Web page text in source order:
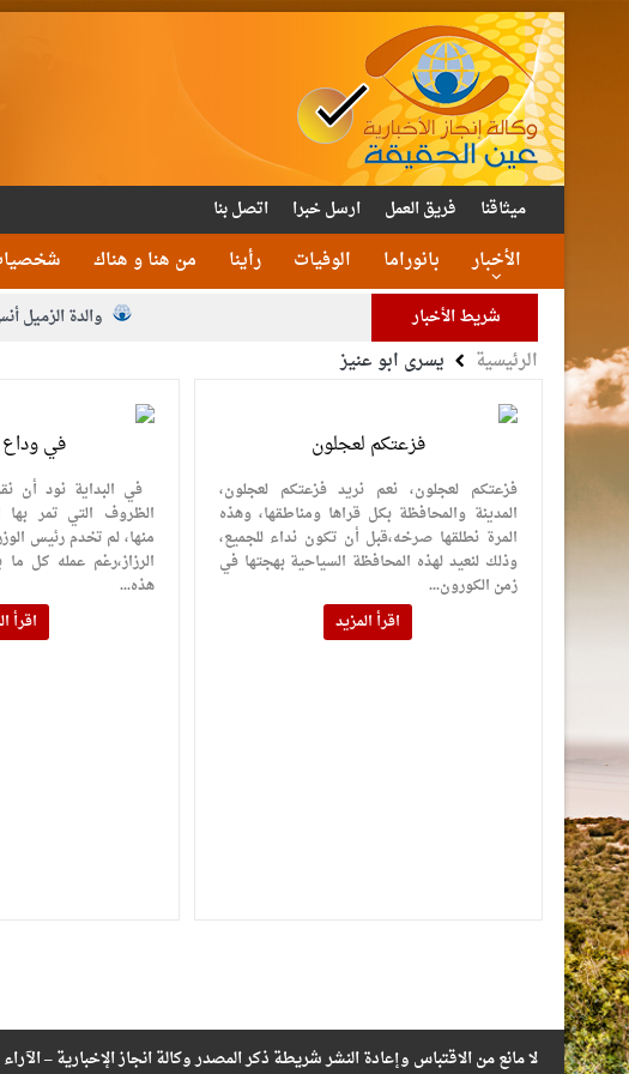
ميثاقنا فريق العمل ارسل خبرا اتصل بنا
الأخبار بانوراما الوفيات رأينا من هنا و هناك
شريط الأخبار
والدة الزميل
الرئيسية يسرى ابو عنيز
فزعتكم لعجلون
فزعتكم لعجلون، نعم نريد فزعتكم لعجلون،
المدينة والمحافظة بكل قراها ومناطقها، وهذه
المرة نطلقها صرخه،قبل أن تكون نداء للجميع،
وذلك لنعيد لهذه المحافظة السياحية بهجتها في
زمن الكورون...
اقرأ المزيد
في
في البداية نود أن
الظروف التي تمر بها
منها، لم تخدم رئيس
الرزاز،رغم عمله كل
هذه...
اقرأ
لا مانع من الاقتباس وإعادة النشر شريطة ذكر المصدر وكالة انجاز الإخبارية –